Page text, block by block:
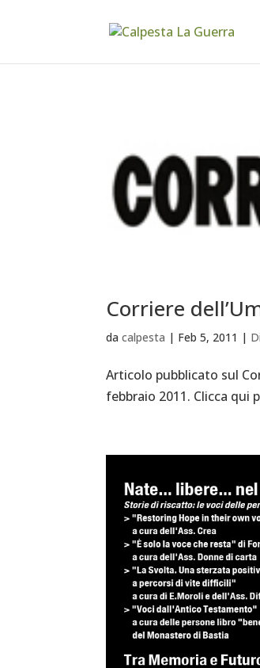
Corriere
dacalpesta | Feb 5, 2011 |
Articolo pubblicato sul
febbraio 2011. Clicca qui